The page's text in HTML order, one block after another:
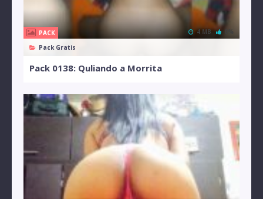
PACK
Pack Gratis
4 MB 0%
Pack 0138: Quliando a Morrita